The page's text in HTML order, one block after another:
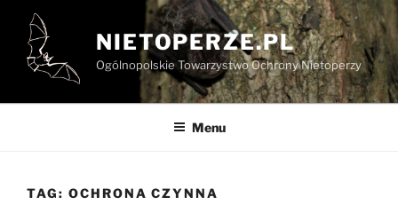
Przejdź
treści
NIETOPERZE.PL
Ogólnopolskie Towarzystwo Ochrony Nietoperzy
Menu
TAG: OCHRONA CZYNNA